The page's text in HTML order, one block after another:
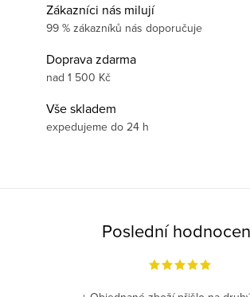
Zákazníci nás milují
99 % zákazníků nás doporučuje
Doprava zdarma
nad 1 500 Kč
Vše skladem
expedujeme do 24 h
Poslední